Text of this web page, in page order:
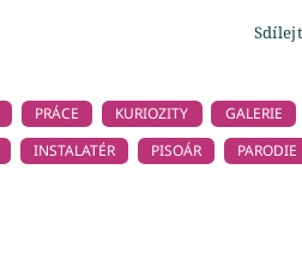
PRÁCE KURIOZITY GALERIE
INSTALATÉR PISOÁR PARODIE